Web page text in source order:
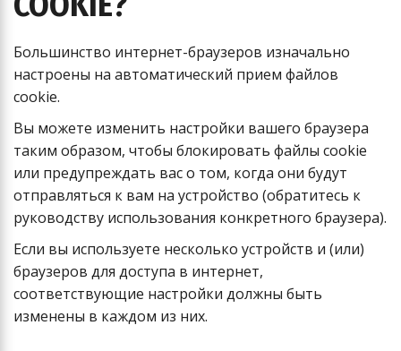
Большинство интернет-браузеров изначально
настроены на автоматический прием файлов
cookie.
Вы можете изменить настройки вашего браузера
таким образом, чтобы блокировать файлы cookie
или предупреждать вас о том, когда они будут
отправляться к вам на устройство (обратитесь к
руководству использования конкретного браузера).
Если вы используете несколько устройств и (или)
браузеров для доступа в интернет,
соответствующие настройки должны быть
изменены в каждом из них.